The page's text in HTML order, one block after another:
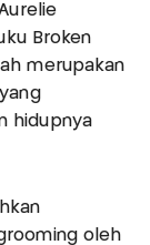
Broken
merupakan
hidupnya
oleh